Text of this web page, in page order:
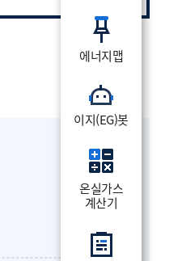
에너지맵
이지(EG)봇
온실가스
계산기